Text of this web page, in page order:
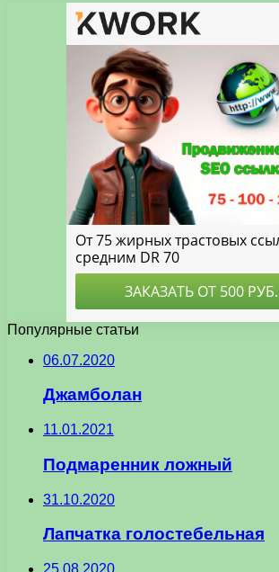
Популярные статьи
06.07.2020
Джамболан
11.01.2021
Подмаренник ложный
31.10.2020
Лапчатка голостебельная
25.08.2020